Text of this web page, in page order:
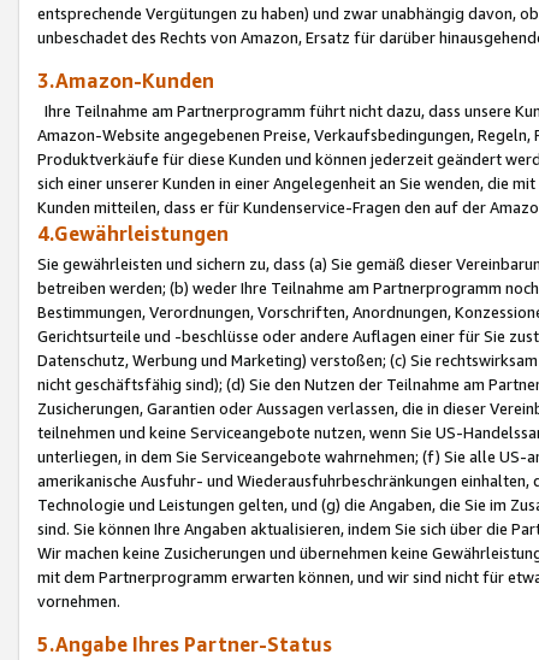
entsprechende Vergütungen zu haben) und zwar unabhängig davon,
unbeschadet des Rechts von Amazon, Ersatz für darüber
3.Amazon-Kunden
Ihre Teilnahme am Partnerprogramm führt nicht dazu, dass unsere
Amazon-Website angegebenen Preise, Verkaufsbedingungen,
Produktverkäufe für diese Kunden und können jederzeit geändert
sich einer unserer Kunden in einer Angelegenheit an Sie wenden, die
Kunden mitteilen, dass er für Kundenservice-Fragen den auf der
4.Gewährleistungen
Sie gewährleisten und sichern zu, dass (a) Sie gemäß dieser
betreiben werden; (b) weder Ihre Teilnahme am Partnerprogramm
Bestimmungen, Verordnungen, Vorschriften, Anordnungen,
Gerichtsurteile und -beschlüsse oder andere Auflagen einer für Sie
Datenschutz, Werbung und Marketing) verstoßen; (c) Sie
nicht geschäftsfähig sind); (d) Sie den Nutzen der Teilnahme am
Zusicherungen, Garantien oder Aussagen verlassen, die in dieser
teilnehmen und keine Serviceangebote nutzen, wenn Sie US-
unterliegen, in dem Sie Serviceangebote wahrnehmen; (f) Sie alle
amerikanische Ausfuhr- und Wiederausfuhrbeschränkungen
Technologie und Leistungen gelten, und (g) die Angaben, die Sie im
sind. Sie können Ihre Angaben aktualisieren, indem Sie sich über die
Wir machen keine Zusicherungen und übernehmen keine
mit dem Partnerprogramm erwarten können, und wir sind nicht für
vornehmen.
5.Angabe Ihres Partner-Status